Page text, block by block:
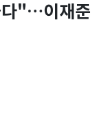
다"…이재준